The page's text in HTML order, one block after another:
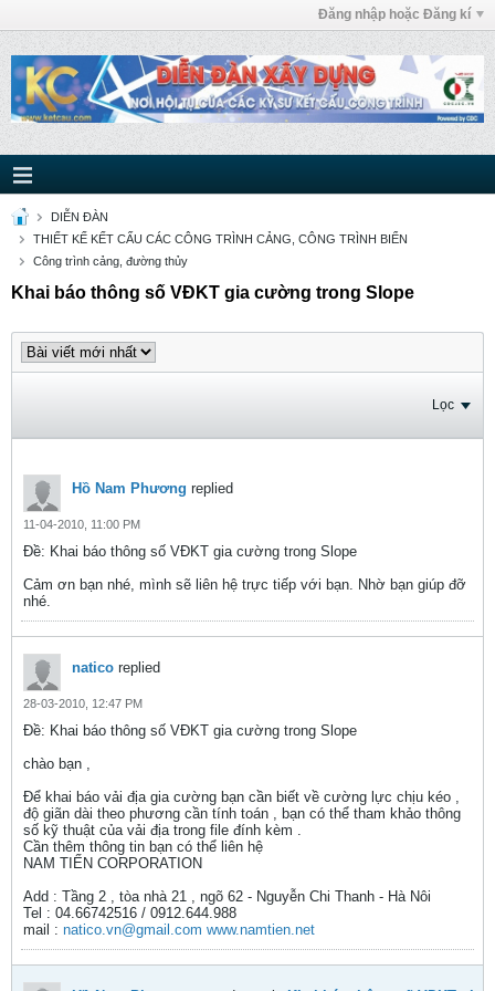
Đăng nhập hoặc Đăng kí
DIỄN ĐÀN
THIẾT KẾ KẾT CẤU CÁC CÔNG TRÌNH CẢNG, CÔNG TRÌNH BIỂN
Công trình cảng, đường thủy
Khai báo thông số VĐKT gia cường trong Slope
Lọc
Hồ Nam Phương replied
11-04-2010, 11:00 PM
Ðề: Khai báo thông số VĐKT gia cường trong Slope
Cảm ơn bạn nhé, mình sẽ liên hệ trực tiếp với bạn. Nhờ bạn giúp đỡ
nhé.
natico replied
28-03-2010, 12:47 PM
Ðề: Khai báo thông số VĐKT gia cường trong Slope
chào bạn ,
Để khai báo vải địa gia cường bạn cần biết về cường lực chịu kéo ,
độ giãn dài theo phương cần tính toán , bạn có thể tham khảo thông
số kỹ thuật của vải địa trong file đính kèm .
Cần thêm thông tin bạn có thể liên hệ
NAM TIẾN CORPORATION
Add : Tầng 2 , tòa nhà 21 , ngõ 62 - Nguyễn Chi Thanh - Hà Nôi
Tel : 04.66742516 / 0912.644.988
mail : natico.vn@gmail.com www.namtien.net